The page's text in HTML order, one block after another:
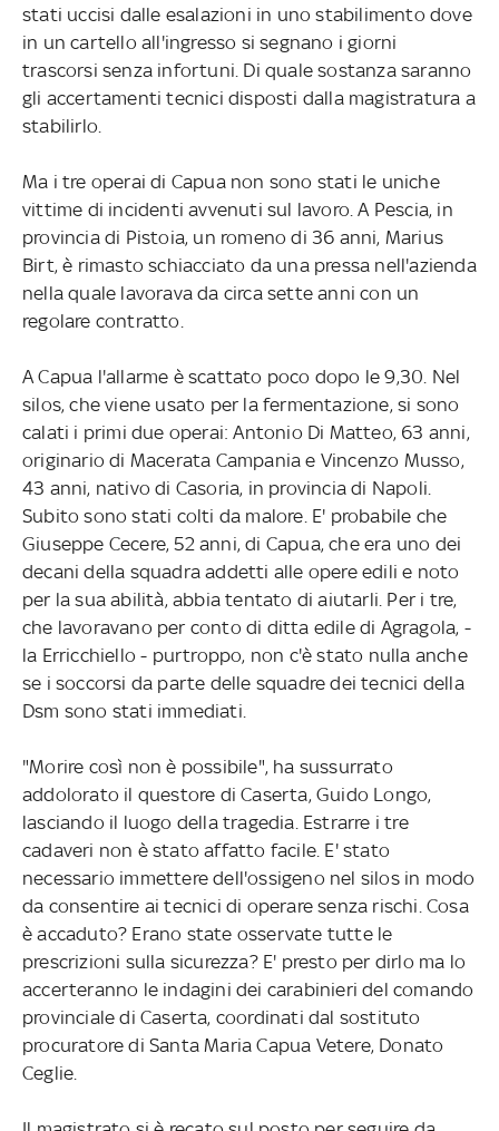
stati uccisi dalle esalazioni in uno stabilimento dove
in un cartello all'ingresso si segnano i giorni
trascorsi senza infortuni. Di quale sostanza saranno
gli accertamenti tecnici disposti dalla magistratura a
stabilirlo.
Ma i tre operai di Capua non sono stati le uniche
vittime di incidenti avvenuti sul lavoro. A Pescia, in
provincia di Pistoia, un romeno di 36 anni, Marius
Birt, è rimasto schiacciato da una pressa nell'azienda
nella quale lavorava da circa sette anni con un
regolare contratto.
A Capua l'allarme è scattato poco dopo le 9,30. Nel
silos, che viene usato per la fermentazione, si sono
calati i primi due operai: Antonio Di Matteo, 63 anni,
originario di Macerata Campania e Vincenzo Musso,
43 anni, nativo di Casoria, in provincia di Napoli.
Subito sono stati colti da malore. E' probabile che
Giuseppe Cecere, 52 anni, di Capua, che era uno dei
decani della squadra addetti alle opere edili e noto
per la sua abilità, abbia tentato di aiutarli. Per i tre,
che lavoravano per conto di ditta edile di Agragola, -
la Erricchiello - purtroppo, non c'è stato nulla anche
se i soccorsi da parte delle squadre dei tecnici della
Dsm sono stati immediati.
"Morire così non è possibile", ha sussurrato
addolorato il questore di Caserta, Guido Longo,
lasciando il luogo della tragedia. Estrarre i tre
cadaveri non è stato affatto facile. E' stato
necessario immettere dell'ossigeno nel silos in modo
da consentire ai tecnici di operare senza rischi. Cosa
è accaduto? Erano state osservate tutte le
prescrizioni sulla sicurezza? E' presto per dirlo ma lo
accerteranno le indagini dei carabinieri del comando
provinciale di Caserta, coordinati dal sostituto
procuratore di Santa Maria Capua Vetere, Donato
Ceglie.